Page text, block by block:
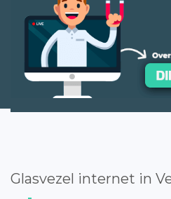
Glasvezel internet in